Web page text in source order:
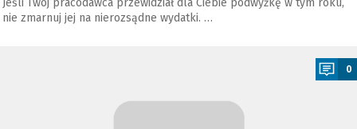
Jeśli Twój pracodawca przewidział dla Ciebie podwyżkę w tym roku,
nie zmarnuj jej na nierozsądne wydatki. …
0